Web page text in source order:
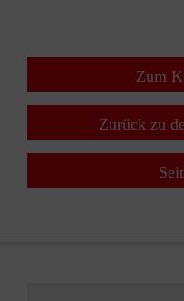
Zum
Zurück zu